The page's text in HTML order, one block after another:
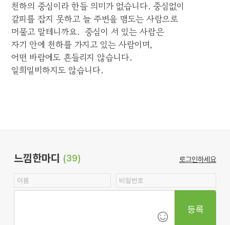
천하의 중심이라 한들 의미가 없습니다. 중심없이
갈피를 잡지 못하고 늘 주변을 맴도는 사람으로
머물고 말테니까요. 중심이 서 있는 사람은
자기 안에 천하를 가지고 있는 사람이며,
어떤 바람에도 흔들리지 않습니다.
일희일비하지도 않습니다.
느낌한마디 (39) 로그인하세요
등록